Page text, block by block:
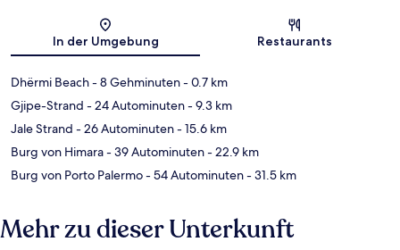
In der Umgebung Restaurants
Dhërmi Beach- 8 Gehminuten- 0.7 km
Gjipe-Strand - 24 Autominuten- 9.3 km
Jale Strand - 26 Autominuten- 15.6 km
Burg von Himara- 39 Autominuten- 22.9 km
Burg von Porto Palermo- 54 Autominuten- 31.5 km
Mehr zu dieser Unterkunft